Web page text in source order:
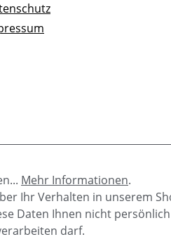
Mehr Informationen.
Ihr Verhalten in unserem
Daten Ihnen nicht
darf.